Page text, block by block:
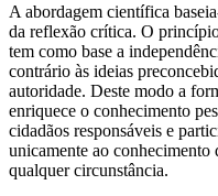
A abordagem científica
da reflexão crítica. O
tem como base a
contrário às ideias
autoridade. Deste modo a
enriquece o conhecimento
cidadãos responsáveis e
unicamente ao conhecimento
qualquer circunstância.